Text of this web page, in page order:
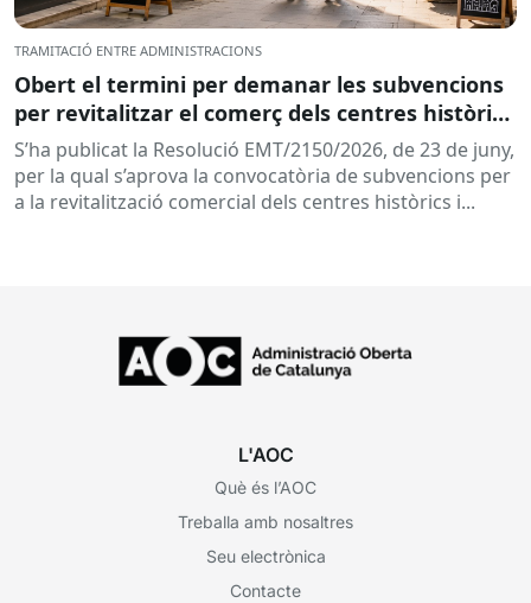
TRAMITACIÓ ENTRE ADMINISTRACIONS
Obert el termini per demanar les subvencions
per revitalitzar el comerç dels centres històrics
i eixos comercials de Catalunya
S’ha publicat la Resolució EMT/2150/2026, de 23 de juny,
per la qual s’aprova la convocatòria de subvencions per
a la revitalització comercial dels centres històrics i...
L'AOC
Què és l’AOC
Treballa amb nosaltres
Seu electrònica
Contacte